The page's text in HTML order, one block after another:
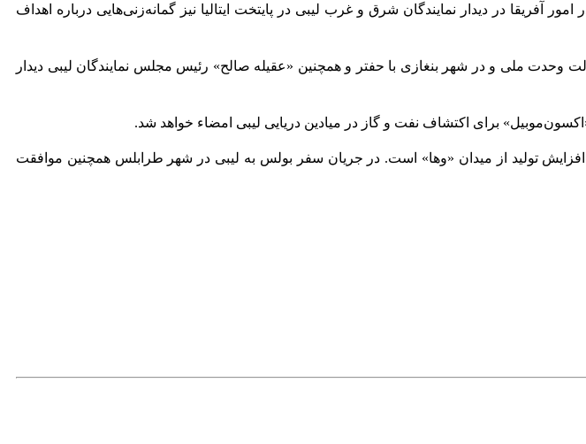
در دیدار نمایندگان شرق و غرب لیبی در پایتخت ایتالیا نیز گمانه‌زنی‌هایی درباره اهداف
وحدت ملی و در شهر بنغازی با حفتر و همچنین «عقیله صالح» رئیس مجلس نمایندگان لیبی دیدار
برای اکتشاف نفت و گاز در میادین دریایی لیبی امضاء خواهد شد.
افزایش تولید از میدان «وها» است. در جریان سفر بولس به لیبی در شهر طرابلس همچنین موافقت